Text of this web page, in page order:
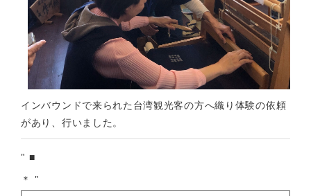
インバウンドで来られた台湾観光客の方へ織り体験の依頼
があり、行いました。
■
＊